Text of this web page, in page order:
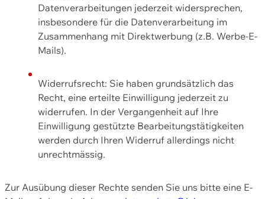
Datenverarbeitungen jederzeit widersprechen,
insbesondere für die Datenverarbeitung im
Zusammenhang mit Direktwerbung (z.B. Werbe-E-
Mails).
Widerrufsrecht: Sie haben grundsätzlich das
Recht, eine erteilte Einwilligung jederzeit zu
widerrufen. In der Vergangenheit auf Ihre
Einwilligung gestützte Bearbeitungstätigkeiten
werden durch Ihren Widerruf allerdings nicht
unrechtmässig.
Zur Ausübung dieser Rechte senden Sie uns bitte eine E-